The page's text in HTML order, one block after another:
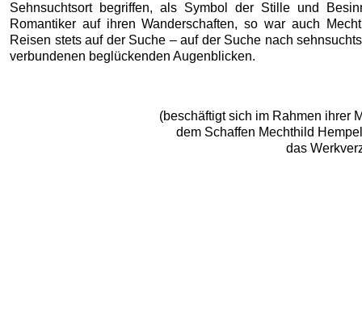
Sehnsuchtsort begriffen, als Symbol der Stille und
Romantiker auf ihren Wanderschaften, so war auch
Reisen stets auf der Suche – auf der Suche nach
verbundenen beglückenden Augenblicken.
(beschäftigt sich im Rahmen ihrer
dem Schaffen Mechthild
das